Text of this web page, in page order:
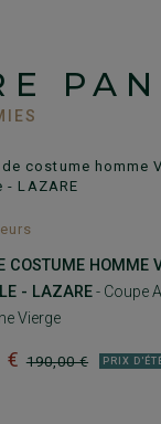
COSTUME HOMME
- LAZARE- Coupe
Vierge
190,00 €
€ PRIX